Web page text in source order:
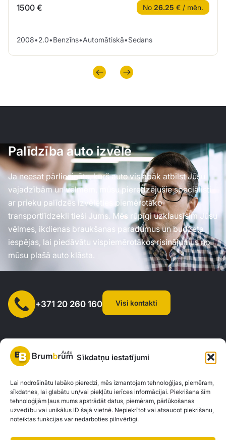
Sīkdatņu iestatījumi
Lai nodrošinātu labāko pieredzi, mēs izmantojam tehnoloģijas, piemēram,
sīkdatnes, lai glabātu un/vai piekļūtu ierīces informācijai. Piekrišana šīm
tehnoloģijām ļaus mums apstrādāt datus, piemēram, pārlūkošanas
uzvedību vai unikālus ID šajā vietnē. Nepiekrītot vai atsaucot piekrišanu,
noteiktas funkcijas var nedarboties pilnvērtīgi.
1500 € No 26.25 € / mēn.
2008•2.0•Benzīns•Automātiskā•Sedans
Palīdzība auto izvēlē
Ja neesat pārliecināts, kurš auto vislabāk atbilst Jūsu
vajadzībām un vēlmēm, mūsu pieredzējušie speciālisti
ar prieku palīdzēs izvēlēties piemērotāko
transportlīdzekli tieši Jums. Mēs rūpīgi uzklausīsim Jūsu
vēlmes, ikdienas braukšanas paradumus un budžeta
iespējas, lai piedāvātu vispiemērotākos risinājumus no
mūsu plašā auto klāsta.
+371 20 260 160 Visi kontakti
SIA "AUTOCLICK", Reģ. Nr. 40203371960, Adrese: Mazjumpravas
iela 77, Rīga, LV-1063 |20260160
Privātuma politikaKontakti